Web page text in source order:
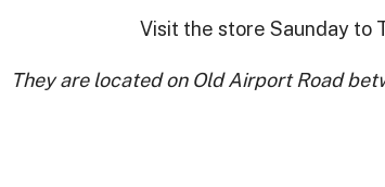
Visit the store Saunday to
They are located on Old Airport Road